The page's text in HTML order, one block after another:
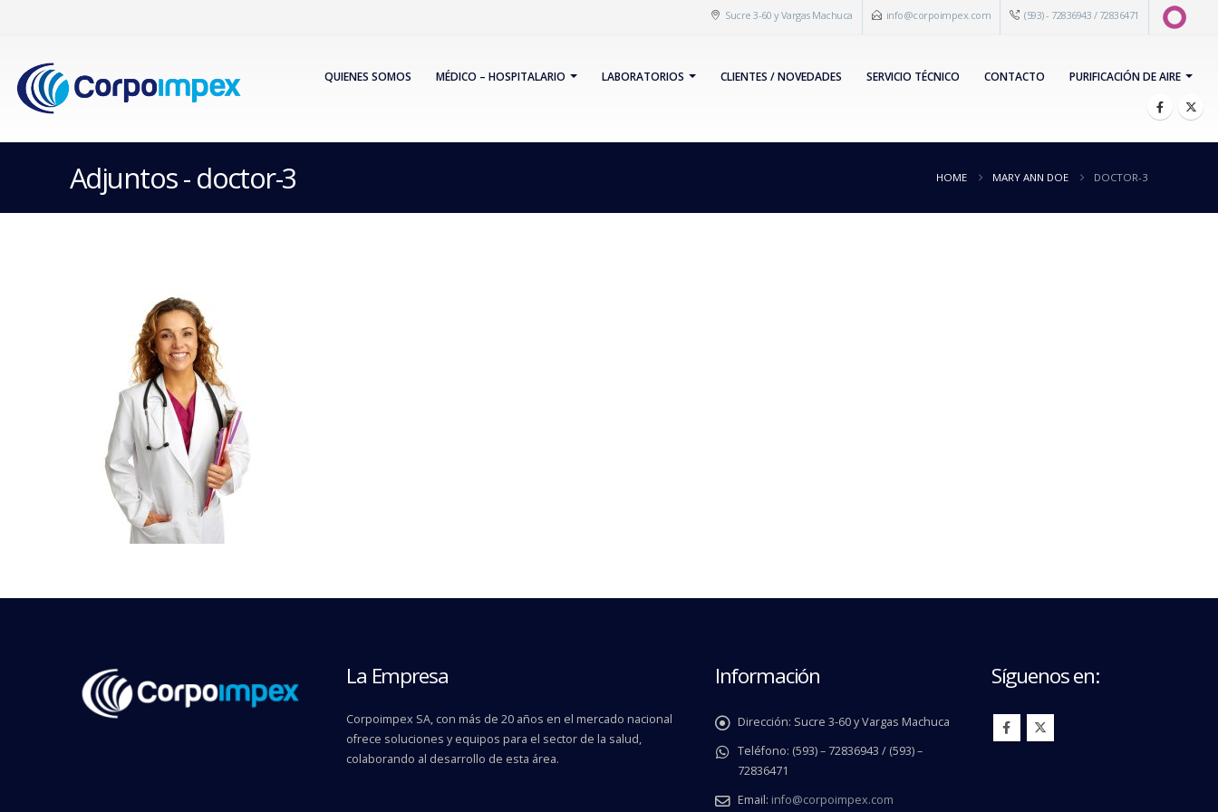
Sucre 3-60 y Vargas Machuca info@corpoimpex.com (593) - 72836943 / 72836471
QUIENES SOMOS MÉDICO – HOSPITALARIO LABORATORIOS CLIENTES / NOVEDADES SERVICIO TÉCNICO CONTACTO PURIFICACIÓN DE AIRE
Adjuntos - doctor-3 HOME MARY ANN DOE DOCTOR-3
La Empresa
Corpoimpex SA, con más de 20 años en el mercado nacional
ofrece soluciones y equipos para el sector de la salud,
colaborando al desarrollo de esta área.
Información
Dirección: Sucre 3-60 y Vargas Machuca
Teléfono: (593) – 72836943 / (593) –
72836471
Email: info@corpoimpex.com
Síguenos en: